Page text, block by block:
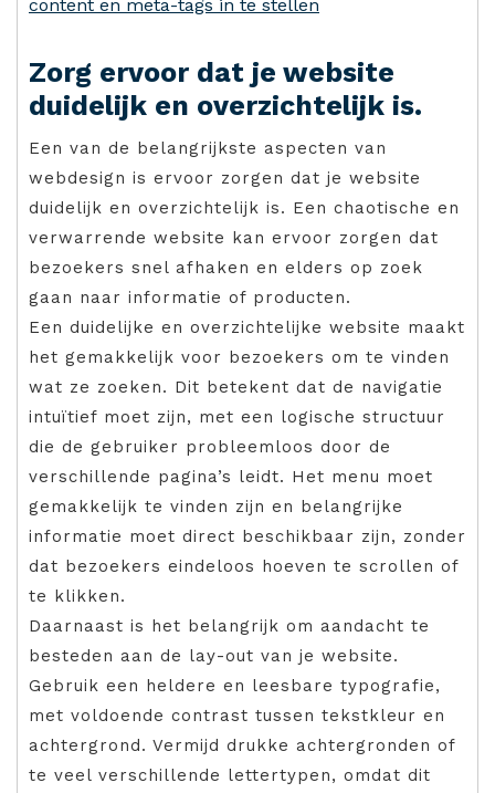
content en meta-tags in te stellen
Zorg ervoor dat je website
duidelijk en overzichtelijk is.
Een van de belangrijkste aspecten van
webdesign is ervoor zorgen dat je website
duidelijk en overzichtelijk is. Een chaotische en
verwarrende website kan ervoor zorgen dat
bezoekers snel afhaken en elders op zoek
gaan naar informatie of producten.
Een duidelijke en overzichtelijke website maakt
het gemakkelijk voor bezoekers om te vinden
wat ze zoeken. Dit betekent dat de navigatie
intuïtief moet zijn, met een logische structuur
die de gebruiker probleemloos door de
verschillende pagina’s leidt. Het menu moet
gemakkelijk te vinden zijn en belangrijke
informatie moet direct beschikbaar zijn, zonder
dat bezoekers eindeloos hoeven te scrollen of
te klikken.
Daarnaast is het belangrijk om aandacht te
besteden aan de lay-out van je website.
Gebruik een heldere en leesbare typografie,
met voldoende contrast tussen tekstkleur en
achtergrond. Vermijd drukke achtergronden of
te veel verschillende lettertypen, omdat dit